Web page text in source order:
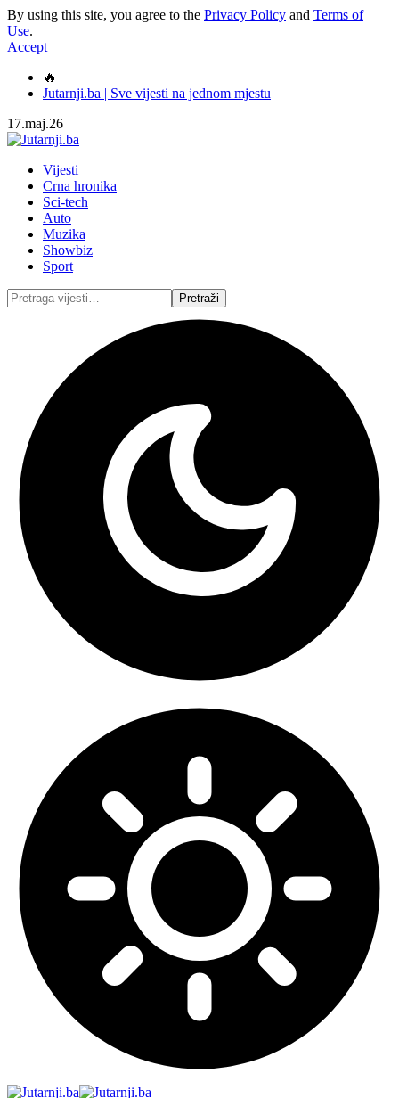
By using this site, you agree to the Privacy Policy and Terms of
Use.
Accept
🔥
Jutarnji.ba | Sve vijesti na jednom mjestu
17.maj.26
Vijesti
Crna hronika
Sci-tech
Auto
Muzika
Showbiz
Sport